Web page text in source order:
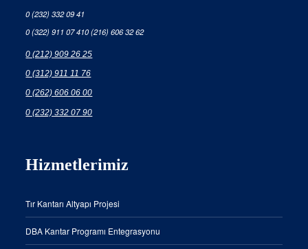
0 (232) 332 09 41
0 (322) 911 07 410 (216) 606 32 62
0 (212) 909 26 25
0 (312) 911 11 76
0 (262) 606 06 00
0 (232) 332 07 90
Hizmetlerimiz
Tır Kantarı Altyapı Projesi
DBA Kantar Programı Entegrasyonu